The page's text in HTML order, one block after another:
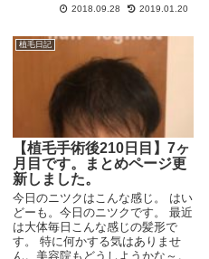
2018.09.28 2019.01.20
植毛日記
【植毛手術後210日目】7ヶ
月目です。まとめページ更
新しました。
今日のニツクはこんな感じ。 はい
どーも。今日のニツクです。 最近
は大体毎日こんな感じの髪形で
す。 特に何かする気はありませ
ん。美容院もどうしようかな～。